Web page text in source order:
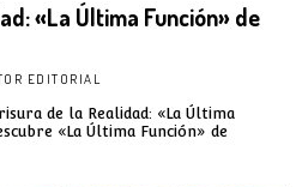
«La Última Función» de
EDITORIAL
de la Realidad: «La Última
«La Última Función» de